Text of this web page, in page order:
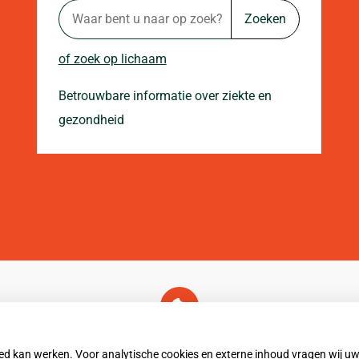
Zoeken
of zoek op lichaam
Betrouwbare informatie over ziekte en
gezondheid
externe inhoud
die nodig is om dit te zien.
kan werken. Voor analytische cookies en externe inhoud vragen wij